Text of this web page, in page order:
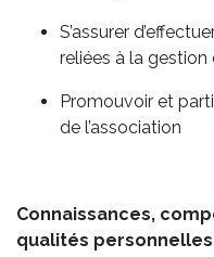
S’assurer
reliées à la gestion
Promouvoir et
de l’association
Connaissances,
qualités